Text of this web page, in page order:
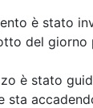
è stato
del giorno
è stato
sta